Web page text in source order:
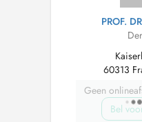
PROF.
60313
Geen
Bel